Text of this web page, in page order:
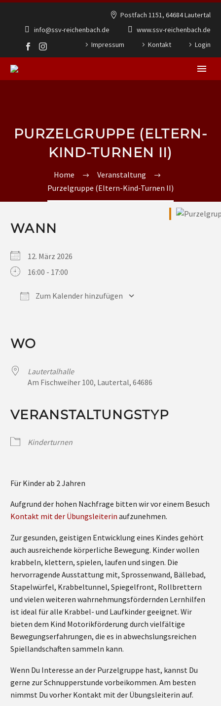
Postfach 1151, 64684 Lautertal
info@ssv-reichenbach.de
www.ssv-reichenbach.de
Impressum
Kontakt Login
PURZELGRUPPE (ELTERN-
KIND-TURNEN II)
Home
Veranstaltung
Purzelgruppe (Eltern-Kind-Turnen II)
WANN
12. März 2026
16:00 - 17:00
Zum Kalender hinzufügen
WO
Lautertalhalle
Am Fischweiher 100, Lautertal, 64686
VERANSTALTUNGSTYP
Kinderturnen
Für Kinder ab 2 Jahren
Aufgrund der hohen Nachfrage bitten wir vor einem Besuch
Kontakt mit der Übungsleiterin aufzunehmen.
Zur gesunden, geistigen Entwicklung eines Kindes gehört
auch ausreichende körperliche Bewegung. Kinder wollen
krabbeln, klettern, spielen, laufen und singen. Die
hervorragende Ausstattung mit, Sprossenwand, Bällebad,
Stapelwürfel, Krabbeltunnel, Spiegelfront, Rollbrettern
und vielen weiteren wahrnehmungsfördernden Lernhilfen
ist ideal für alle Krabbel- und Laufkinder geeignet. Wir
bieten dem Kind Motorikförderung durch vielfältige
Bewegungserfahrungen, die es in abwechslungsreichen
Spiellandschaften sammeln kann.
Wenn Du Interesse an der Purzelgruppe hast, kannst Du
gerne zur Schnupperstunde vorbeikommen. Am besten
nimmst Du vorher Kontakt mit der Übungsleiterin auf.